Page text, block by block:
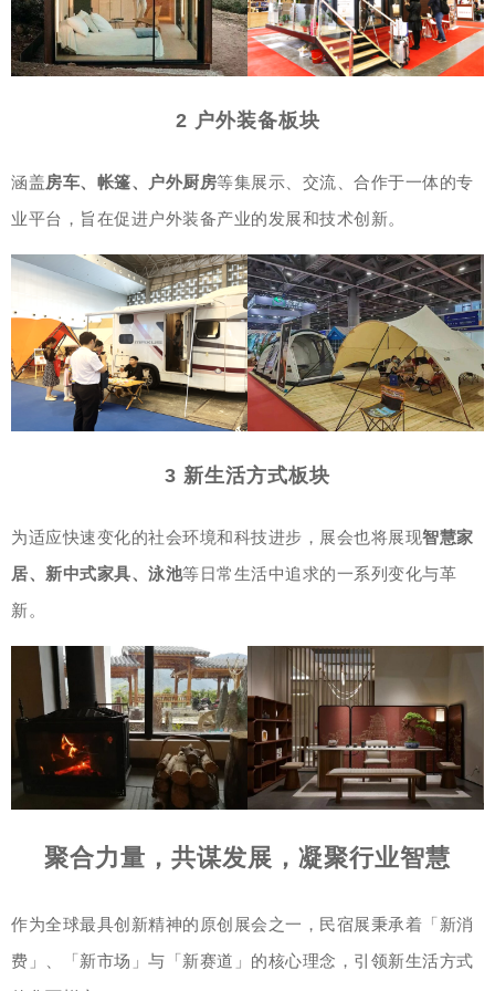
2 户外装备板块
涵盖 房车、帐篷、户外厨房等集展示、交流、合作于一体的专
业平台，旨在促进户外装备产业的发展和技术创新。
3 新生活方式板块
为适应快速变化的社会环境和科技进步，展会也将展现智慧家
居、新中式家具、泳池等日常生活中追求的一系列变化与革
新。
聚合力量，共谋发展，凝聚行业智慧
作为全球最具创新精神的原创展会之一，民宿展秉承着「新消
费」、「新市场」与「新赛道」的核心理念，引领新生活方式